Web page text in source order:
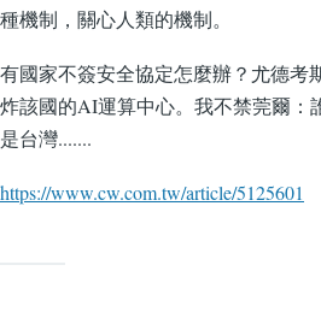
種機制，關心人類的機制。
有國家不簽安全協定怎麼辦？尤德考
炸該國的AI運算中心。我不禁莞爾：
是台灣.......
https://www.cw.com.tw/article/5125601